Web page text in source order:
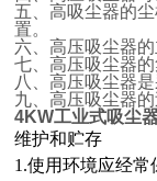
五、高吸尘器的
置。
六、高压吸尘器
七、高压吸尘器
八、高压吸尘器
九、高压吸尘器
4KW工业式吸尘
维护和贮存
1.使用环境应经